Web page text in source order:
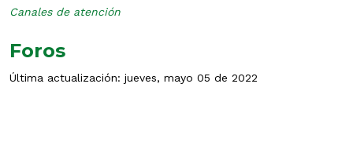
Canales de atención
Foros
Última actualización: jueves, mayo 05 de 2022